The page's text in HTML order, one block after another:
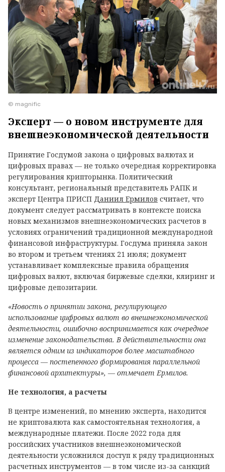
© magnific
Эксперт — о новом инструменте для
внешнеэкономической деятельности
Принятие Госдумой закона о цифровых валютах и
цифровых правах — не только очередная корректировка
регулирования крипторынка. Политический
консультант, региональный представитель РАПК и
эксперт Центра ПРИСП Даниил Ермилов считает, что
документ следует рассматривать в контексте поиска
новых механизмов внешнеэкономических расчетов в
условиях ограничений традиционной международной
финансовой инфраструктуры. Госдума приняла закон
во втором и третьем чтениях 21 июля; документ
устанавливает комплексные правила обращения
цифровых валют, включая биржевые сделки, клиринг и
цифровые депозитарии.
«Новость о принятии закона, регулирующего
использование цифровых валют во внешнеэкономической
деятельности, ошибочно воспринимается как очередное
изменение законодательства. В действительности она
является одним из индикаторов более масштабного
процесса — постепенного формирования параллельной
финансовой архитектуры», — отмечает Ермилов.
Не технология, а расчеты
В центре изменений, по мнению эксперта, находится
не криптовалюта как самостоятельная технология, а
международные платежи. После 2022 года для
российских участников внешнеэкономической
деятельности усложнился доступ к ряду традиционных
расчетных инструментов — в том числе из-за санкций